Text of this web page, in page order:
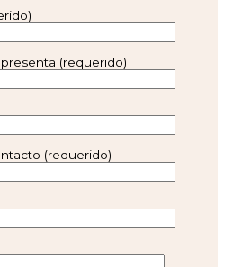
(requerido)
(requerido)